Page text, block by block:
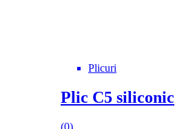
Plicuri
Plic C5 siliconic
(0)